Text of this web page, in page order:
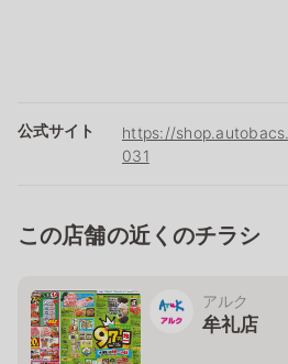
公式サイト
https://
031
この店舗の近くのチラシ
アルク
牟礼店